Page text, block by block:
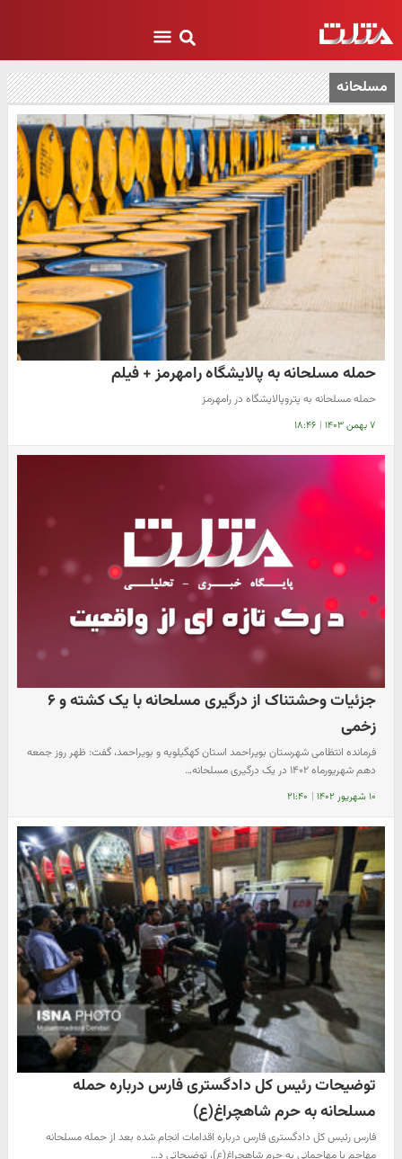
مسلحانه
حمله مسلحانه به پالایشگاه رامهرمز + فیلم
حمله مسلحانه به پتروپالایشگاه در رامهرمز
۷ بهمن ۱۴۰۳ | ۱۸:۴۶
جزئیات وحشتناک از درگیری مسلحانه با یک کشته و ۶
زخمی
فرمانده انتظامی شهرستان بویراحمد استان کهگیلویه و بویراحمد، گفت: ظهر روز جمعه
دهم شهریورماه ۱۴۰۲ در یک درگیری مسلحانه…
۱۰ شهریور ۱۴۰۲ | ۲۱:۴۰
توضیحات رئیس کل دادگستری فارس درباره حمله
مسلحانه به حرم شاهچراغ(ع)
فارس رئیس کل دادگستری فارس درباره اقدامات انجام شده بعد از حمله مسلحانه
مهاجم یا مهاجمانی به حرم شاهچراغ(ع)، توضیحاتی د…